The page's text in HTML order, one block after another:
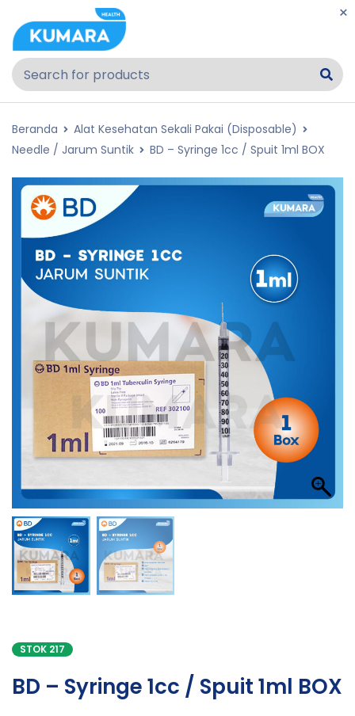
Beranda
Alat Kesehatan Sekali Pakai (Disposable)
Needle / Jarum Suntik
BD – Syringe 1cc / Spuit 1ml BOX
STOK 217
BD – Syringe 1cc / Spuit 1ml BOX